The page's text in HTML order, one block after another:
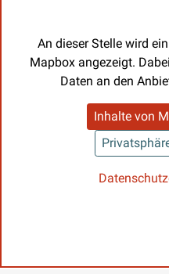
An dieser Stelle wird
Mapbox angezeigt.
Daten an den
Inhalte von